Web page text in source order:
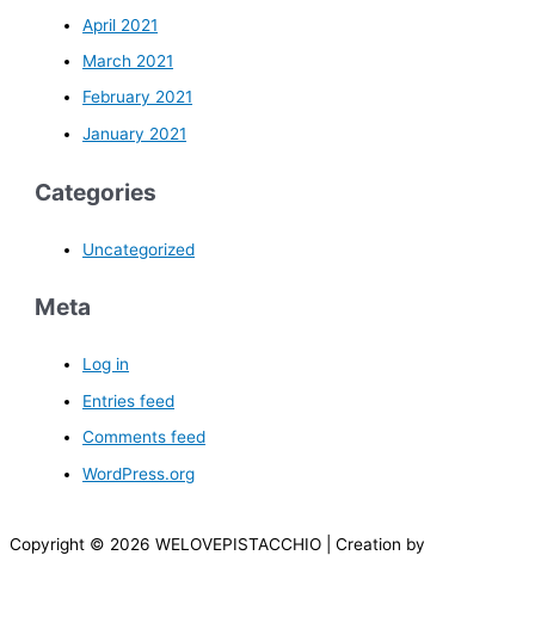
April 2021
March 2021
February 2021
January 2021
Categories
Uncategorized
Meta
Log in
Entries feed
Comments feed
WordPress.org
Copyright © 2026 WELOVEPISTACCHIO | Creation by